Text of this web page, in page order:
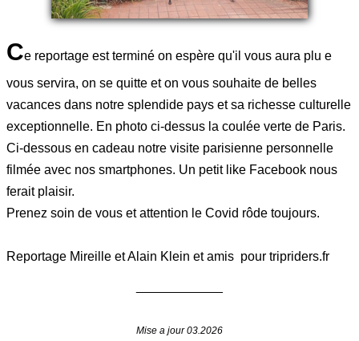
Ce reportage est terminé on espère qu'il vous aura plu e
vous servira, on se quitte et on vous souhaite de belles
vacances dans notre splendide pays et sa richesse culturelle
exceptionnelle. En photo ci-dessus la coulée verte de Paris.
Ci-dessous en cadeau notre visite parisienne personnelle
filmée avec nos smartphones. Un petit like Facebook nous
ferait plaisir.
Prenez soin de vous et attention le Covid rôde toujours.
Reportage Mireille et Alain Klein et amis pour tripriders.fr
Mise a jour 03.2026